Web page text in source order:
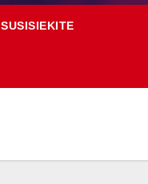
SUSISIEKITE